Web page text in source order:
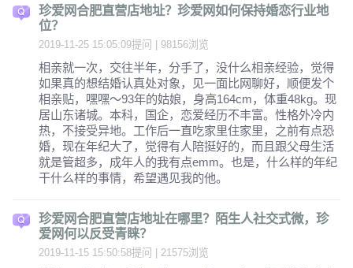
珍爱网合肥直营店地址？珍爱网如何保持婚恋行业地
位？
2019-11-25 15:05:09提问 | 98156浏览
相亲就一次，交往半年，分手了，没什么相亲经验，觉得
如果真的想结婚认真处对象，见一面比网聊好，顺便发个
相亲贴，嘿嘿～93年的姑娘，身高164cm，体重48kg。现
居山东诸城。本科，国企，恋爱经历不丰富。性格外冷内
热，不接受异地。工作后一直吃家里住家里，之前有点恐
婚，现在年纪大了，觉得有人陪挺好的，而且跟父母生活
就是管超多，成年人的我有点emm。也是，什么样的年纪
干什么样的事情，希望遇见我的他。
珍爱网合肥直营店地址在哪里？陌生人社交式微，珍
爱网何以反受青睐？
2019-11-15 15:50:58提问 | 21575浏览